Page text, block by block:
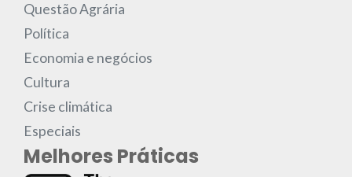
Questão Agrária
Política
Economia e negócios
Cultura
Crise climática
Especiais
Melhores Práticas